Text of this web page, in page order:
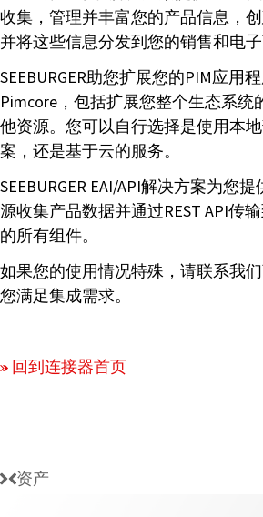
收集，管理并丰富您的产品信息，
并将这些信息分发到您的销售和电子
SEEBURGER助您扩展您的PIM应用
Pimcore，包括扩展您整个生态系统
他资源。您可以自行选择是使用本
案，还是基于云的服务。
SEEBURGER EAI/API解决方案为您
源收集产品数据并通过REST API传
的所有组件。
如果您的使用情况特殊，请联系我
您满足集成需求。
回到连接器首页
资产